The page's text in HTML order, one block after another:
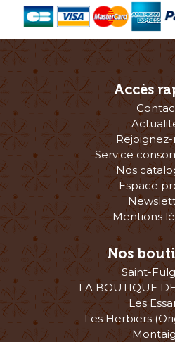
Accès
Service
Nos
Espace
Mentions
Nos
Saint-
LA BOUTIQUE
Les
Les Herbiers